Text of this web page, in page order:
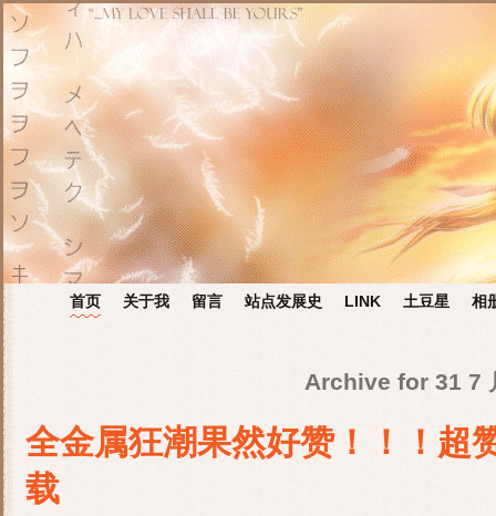
首页 关于我 留言 站点发展史 LINK 土豆星 相
Archive for 31 7
全金属狂潮果然好赞！！！超
载